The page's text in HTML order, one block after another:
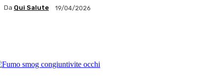
Da Qui Salute 19/04/2026